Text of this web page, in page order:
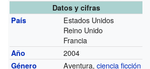
Datos y cifras
País
Estados Unidos
Reino Unido
Francia
Año 2004
Género Aventura,ciencia ficción